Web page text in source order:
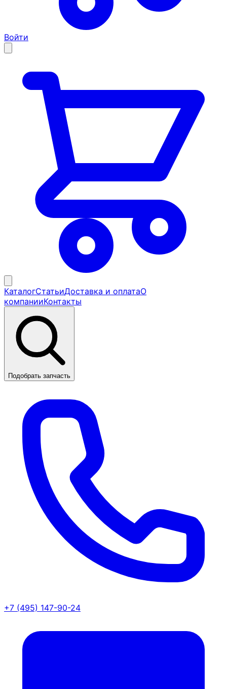
Войти
КаталогСтатьиДоставка и оплатаО
компанииКонтакты
Подобрать запчасть
+7 (495) 147-90-24